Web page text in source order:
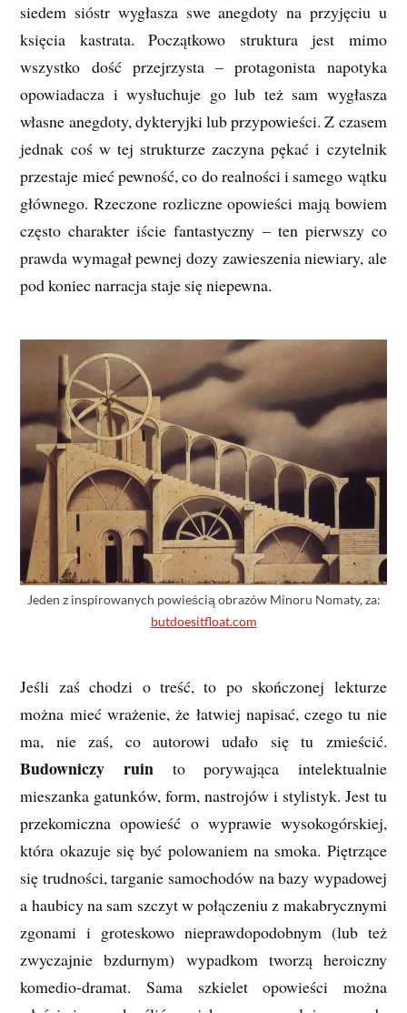
siedem sióstr wygłasza swe anegdoty na przyjęciu u
księcia kastrata. Początkowo struktura jest mimo
wszystko dość przejrzysta – protagonista napotyka
opowiadacza i wysłuchuje go lub też sam wygłasza
własne anegdoty, dykteryjki lub przypowieści. Z czasem
jednak coś w tej strukturze zaczyna pękać i czytelnik
przestaje mieć pewność, co do realności i samego wątku
głównego. Rzeczone rozliczne opowieści mają bowiem
często charakter iście fantastyczny – ten pierwszy co
prawda wymagał pewnej dozy zawieszenia niewiary, ale
pod koniec narracja staje się niepewna.
Jeden z inspirowanych powieścią obrazów Minoru Nomaty, za:
butdoesitfloat.com
Jeśli zaś chodzi o treść, to po skończonej lekturze
można mieć wrażenie, że łatwiej napisać, czego tu nie
ma, nie zaś, co autorowi udało się tu zmieścić.
Budowniczy ruinto porywająca intelektualnie
mieszanka gatunków, form, nastrojów i stylistyk. Jest tu
przekomiczna opowieść o wyprawie wysokogórskiej,
która okazuje się być polowaniem na smoka. Piętrzące
się trudności, targanie samochodów na bazy wypadowej
a haubicy na sam szczyt w połączeniu z makabrycznymi
zgonami i groteskowo nieprawdopodobnym (lub też
zwyczajnie bzdurnym) wypadkom tworzą heroiczny
komedio-dramat. Sama szkielet opowieści można